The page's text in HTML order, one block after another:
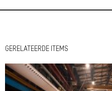
GERELATEERDE ITEMS